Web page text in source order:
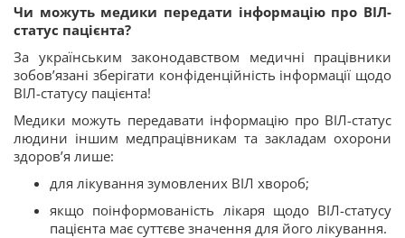
Чи можуть медики передати інформацію про ВІЛ-
статус пацієнта?
За українським законодавством медичні працівники
зобов’язані зберігати конфіденційність інформації щодо
ВІЛ-статусу пацієнта!
Медики можуть передавати інформацію про ВІЛ-статус
людини іншим медпрацівникам та закладам охорони
здоров’я лише:
для лікування зумовлених ВІЛ хвороб;
якщо поінформованість лікаря щодо ВІЛ-статусу
пацієнта має суттєве значення для його лікування.